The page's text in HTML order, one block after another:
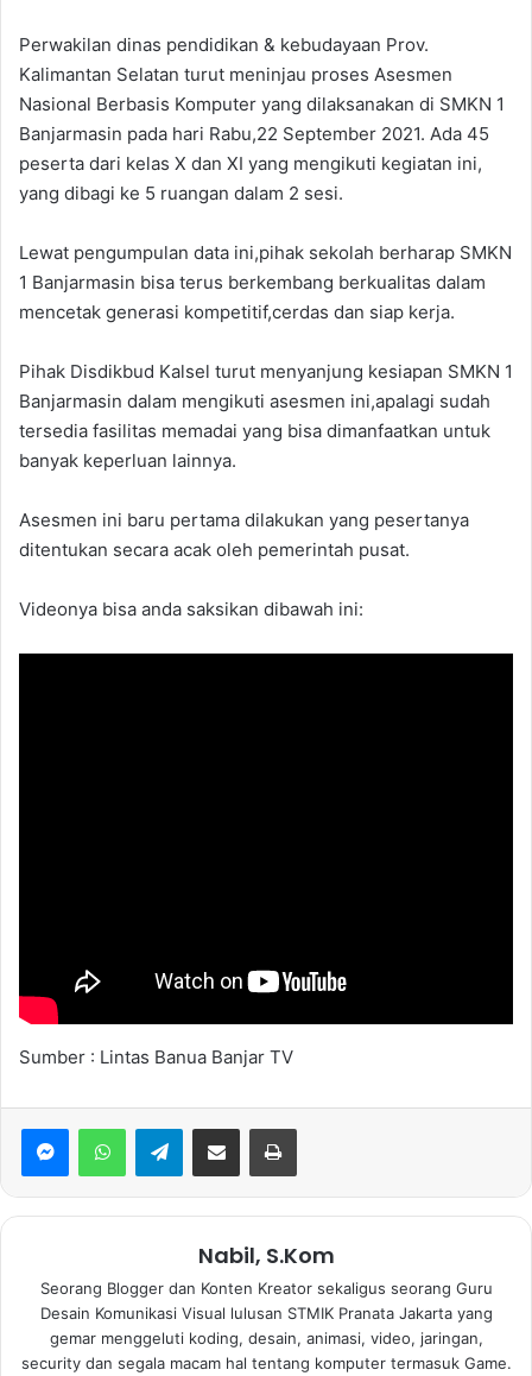
Perwakilan dinas pendidikan & kebudayaan Prov.
Kalimantan Selatan turut meninjau proses Asesmen
Nasional Berbasis Komputer yang dilaksanakan di SMKN 1
Banjarmasin pada hari Rabu,22 September 2021. Ada 45
peserta dari kelas X dan XI yang mengikuti kegiatan ini,
yang dibagi ke 5 ruangan dalam 2 sesi.
Lewat pengumpulan data ini,pihak sekolah berharap SMKN
1 Banjarmasin bisa terus berkembang berkualitas dalam
mencetak generasi kompetitif,cerdas dan siap kerja.
Pihak Disdikbud Kalsel turut menyanjung kesiapan SMKN 1
Banjarmasin dalam mengikuti asesmen ini,apalagi sudah
tersedia fasilitas memadai yang bisa dimanfaatkan untuk
banyak keperluan lainnya.
Asesmen ini baru pertama dilakukan yang pesertanya
ditentukan secara acak oleh pemerintah pusat.
Videonya bisa anda saksikan dibawah ini:
Sumber : Lintas Banua Banjar TV
WhatsAppTelegramBagikan via Email Print
Nabil, S.Kom
Seorang Blogger dan Konten Kreator sekaligus seorang Guru
Desain Komunikasi Visual lulusan STMIK Pranata Jakarta yang
gemar menggeluti koding, desain, animasi, video, jaringan,
security dan segala macam hal tentang komputer termasuk Game.